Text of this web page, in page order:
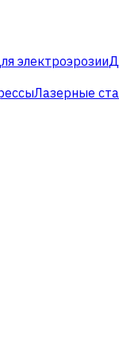
электроэрозии
Лазерные